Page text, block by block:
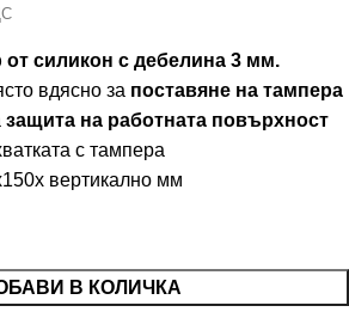
от силикон с дебелина 3 мм.
вдясно за поставяне на тампера
защита на работната повърхност
с тампера
вертикално мм
В КОЛИЧКА